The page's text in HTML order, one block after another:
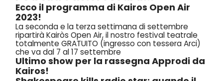
Ecco il programma di Kairos Open Air
2023!
La seconda e la terza settimana di settembre
ripartirà Kairòs Open Air, il nostro festival teatrale
totalmente GRATUITO (ingresso con tessera Arci)
che va dal 7 al 17 settembre
Ultimo show per la rassegna Approdi da
Kairos!